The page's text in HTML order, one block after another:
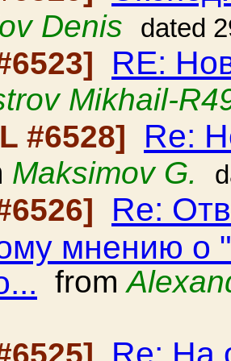
Denis dated
RE:
Mikhail-
#6528]
Re:
Maksimov G.
Re:
мнению о
from